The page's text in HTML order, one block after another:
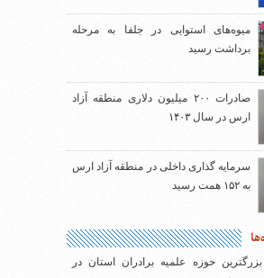
میوه‌های استوایی در جلفا به مرحله
برداشت رسید
صادرات ۲۰۰ میلیون دلاری منطقه آزاد
ارس در سال ۱۴۰۳
سرمایه گذاری داخلی در منطقه آزاد ارس
به ۱۵۲ همت رسید
بزرگترین حوزه علمیه برادران استان در